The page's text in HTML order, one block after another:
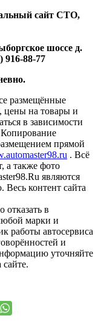
сайт СТО,
шоссе д.
916-88-77
размещённые
цены на товары и
в зависимости
прямой
. Всё
а также фото
являются
контент сайта
отказать в
марки и
работы автосервиса
и
уточняйте